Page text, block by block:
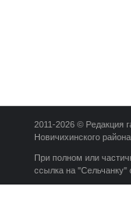
2011-2026 © Редакция
Новичихинского
При полном или
ссылка на "Сельчанку"